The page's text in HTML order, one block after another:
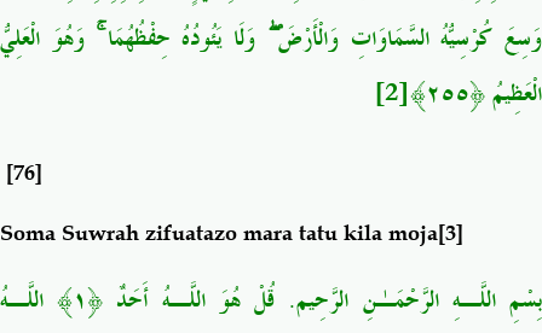
وَسِعَ كُرْسِيُّهُ السَّمَاوَاتِ وَالْأَرْضَ وَلَا يَئُودُهُ حِفْظُهُمَا وَهُوَ الْعَلِيُّ
الْعَظِيمُ﴿٢٥٥﴾[2]
[76]
Soma Suwrah zifuatazo mara tatu kila moja[3]
بِسْمِ اللَّـهِ الرَّحْمَـٰنِ الرَّحِيم. قُلْ هُوَ اللَّـهُ أَحَدٌ ﴿١﴾
اللَّـهُ